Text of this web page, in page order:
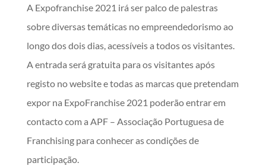
A Expofranchise 2021 irá ser palco de palestras
sobre diversas temáticas no empreendedorismo ao
longo dos dois dias, acessíveis a todos os visitantes.
A entrada será gratuita para os visitantes após
registo no website e todas as marcas que pretendam
expor na ExpoFranchise 2021 poderão entrar em
contacto com a APF – Associação Portuguesa de
Franchising para conhecer as condições de
participação.